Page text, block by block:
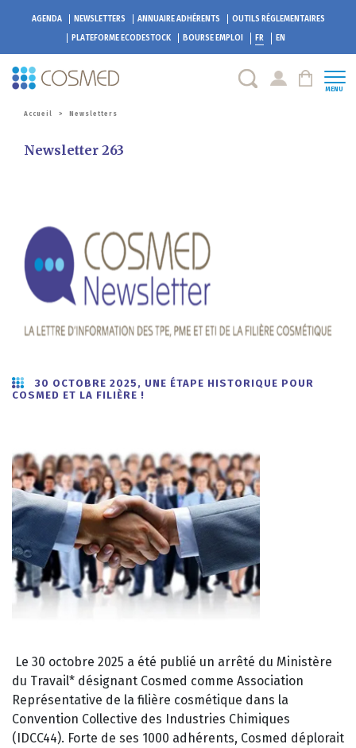
AGENDA NEWSLETTERS ANNUAIRE ADHÉRENTS
OUTILS RÉGLEMENTAIRES
PLATEFORME ECODESTOCK BOURSE EMPLOI FR EN
MENU
Accueil > Newsletters
Newsletter 263
30 OCTOBRE 2025, UNE ÉTAPE HISTORIQUE POUR
COSMED ET LA FILIÈRE !
Le 30 octobre 2025 a été publié un arrêté du Ministère
du Travail* désignant Cosmed comme Association
Représentative de la filière cosmétique dans la
Convention Collective des Industries Chimiques
(IDCC44). Forte de ses 1000 adhérents, Cosmed déplorait